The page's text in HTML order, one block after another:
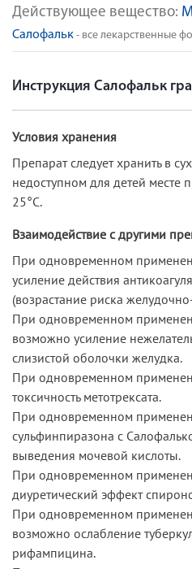
Действующее вещество:
Салофальк - все лекарственные
Инструкция Салофальк
Условия хранения
Препарат следует хранить в
недоступном для детей месте
25°С.
Взаимодействие с другими
При одновременном
усиление действия
(возрастание риска
При одновременном
возможно усиление
слизистой оболочки желудка.
При одновременном
токсичность метотрексата.
При одновременном
сульфинпиразона с
выведения мочевой кислоты.
При одновременном
диуретический эффект
При одновременном
возможно ослабление
рифампицина.